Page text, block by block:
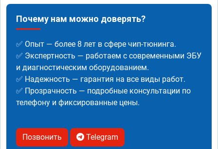
Почему нам можно доверять?
✅ Опыт — более 8 лет в сфере чип-тюнинга.
✅ Экспертность — работаем с современными ЭБУ
и диагностическим оборудованием.
✅ Надежность — гарантия на все виды работ.
✅ Прозрачность — подробные консультации по
телефону и фиксированные цены.
Позвонить Telegram